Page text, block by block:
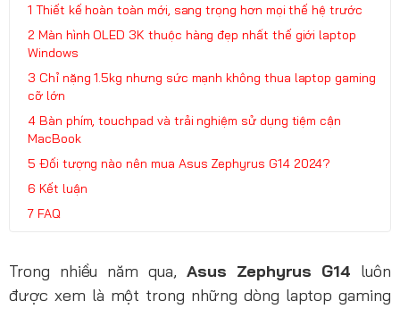
Thiết kế hoàn toàn mới, sang trọng hơn mọi thế hệ trước
Màn hình OLED 3K thuộc hàng đẹp nhất thế giới laptop
Windows
Chỉ nặng 1.5kg nhưng sức mạnh không thua laptop gaming
cỡ lớn
Bàn phím, touchpad và trải nghiệm sử dụng tiệm cận
MacBook
Đối tượng nào nên mua Asus Zephyrus G14 2024?
Kết luận
FAQ
Trong nhiều năm qua,Asus Zephyrus G14 luôn
được xem là một trong những dòng laptop gaming